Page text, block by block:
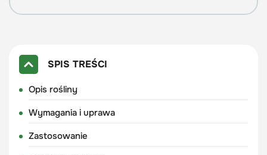
SPIS TREŚCI
Opis rośliny
Wymagania i uprawa
Zastosowanie